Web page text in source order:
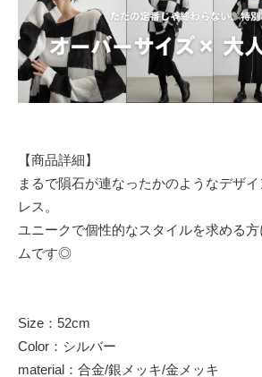
【商品詳細】
まるで隕石が連なったかのようなデザ
レス。
ユニークで個性的なスタイルを求める
ムです◎
Size：52cm
Color：シルバー
material：合金/銀メッキ/金メッキ